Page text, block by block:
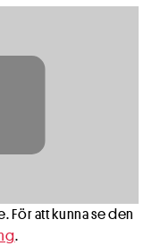
För att kunna se den
.